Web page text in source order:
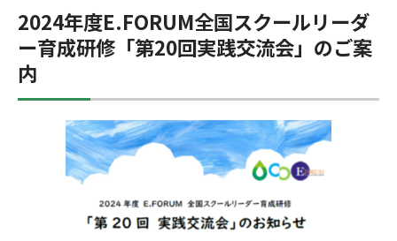
2024年度E.FORUM全国スクールリーダ
ー育成研修「第20回実践交流会」のご案
内